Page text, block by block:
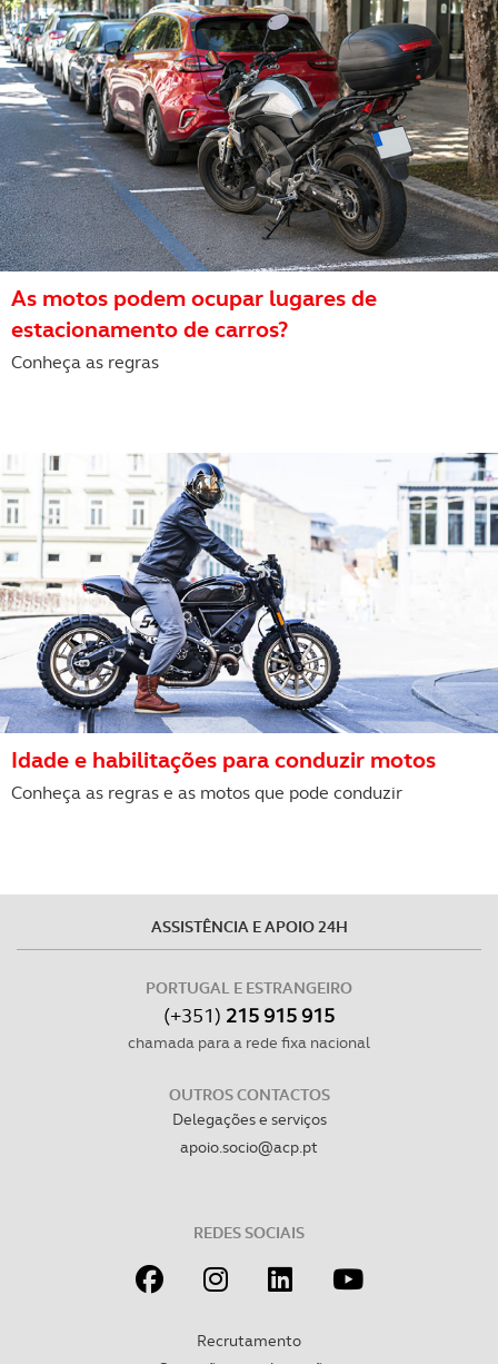
As motos podem ocupar lugares de
estacionamento de carros?
Conheça as regras
Idade e habilitações para conduzir motos
Conheça as regras e as motos que pode conduzir
ASSISTÊNCIA E APOIO 24H
PORTUGAL E ESTRANGEIRO
(+351) 215 915 915
chamada para a rede fixa nacional
OUTROS CONTACTOS
Delegações e serviços
apoio.socio@acp.pt
REDES SOCIAIS
Recrutamento